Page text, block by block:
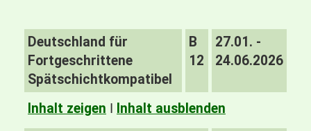
Deutschland für
Fortgeschrittene
Spätschichtkompatibel
B
12
27.01. -
24.06.2026
Inhalt zeigen I Inhalt ausblenden